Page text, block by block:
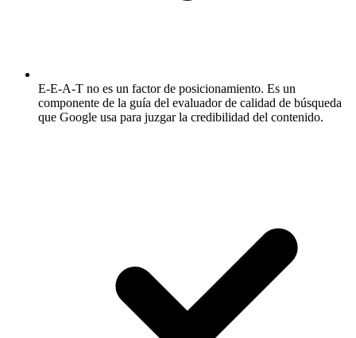
E-E-A-T no es un factor de posicionamiento. Es un
componente de la guía del evaluador de calidad de búsqueda
que Google usa para juzgar la credibilidad del contenido.